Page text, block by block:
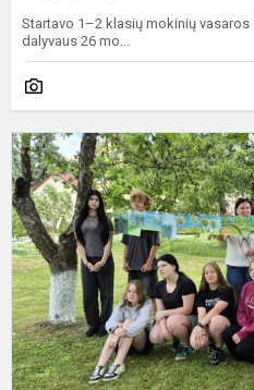
Startavo 1–2 klasių mokinių vasaros
dalyvaus 26 mo...